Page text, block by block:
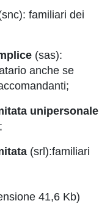
familiari dei
(sas):
anche se
unipersonale
(srl):familiari
41,6 Kb)